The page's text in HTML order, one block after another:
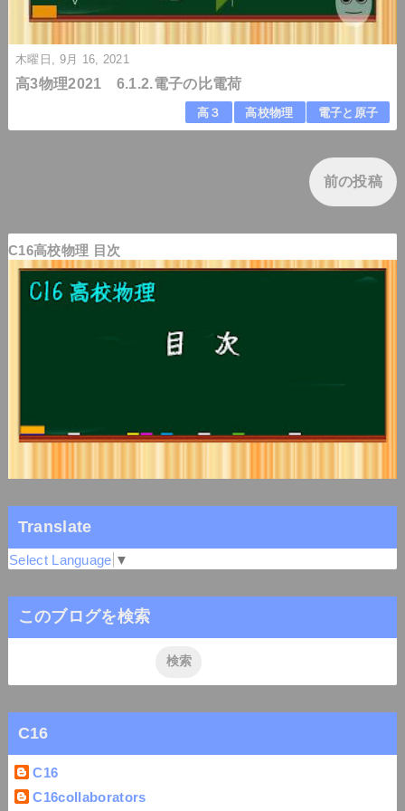
木曜日, 9月 16, 2021
高3物理2021 6.1.2.電子の比電荷
高３ 高校物理 電子と原子
前の投稿
C16高校物理 目次
Translate
Select Language ▼
このブログを検索
C16
C16
C16collaborators